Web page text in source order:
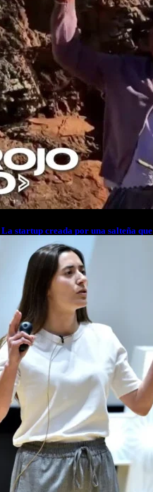
La startup creada por una salteña que
busca resolver el estrés financiero en
Latinoamérica